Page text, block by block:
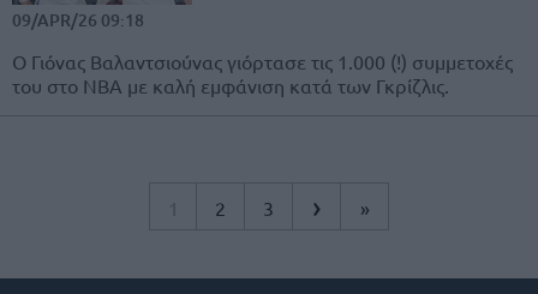
09/APR/26 09:18
O Γιόνας Βαλαντσιούνας γιόρτασε τις 1.000 (!) συμμετοχές
του στο ΝΒΑ με καλή εμφάνιση κατά των Γκρίζλις.
1 2 3 › »